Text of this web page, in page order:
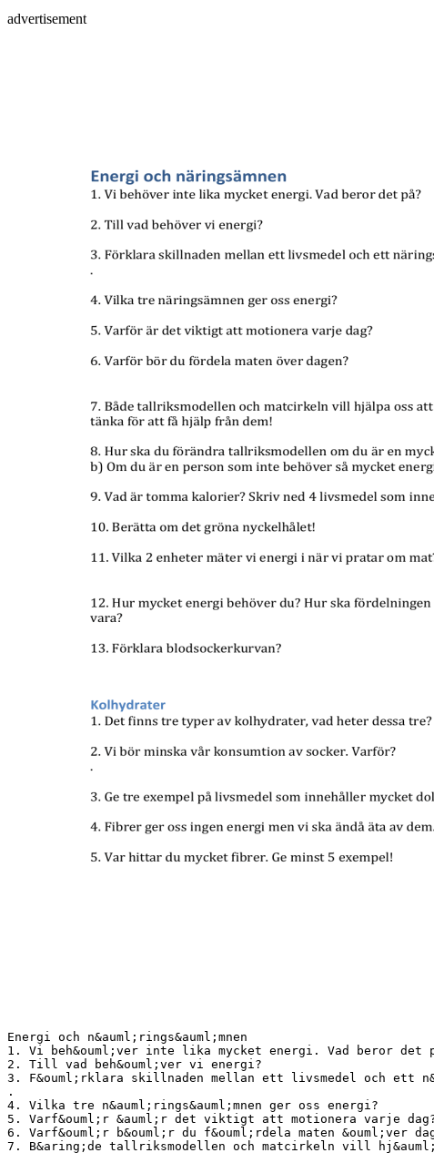
advertisement
Energi och n&auml;rings&auml;mnen
1. Vi beh&ouml;ver inte lika mycket energi. Vad beror det
2. Till vad beh&ouml;ver vi energi?
3. F&ouml;rklara skillnaden mellan ett livsmedel och ett
.
4. Vilka tre n&auml;rings&auml;mnen ger oss energi?
5. Varf&ouml;r &auml;r det viktigt att motionera varje
6. Varf&ouml;r b&ouml;r du f&ouml;rdela maten &ouml;ver
7. B&aring;de tallriksmodellen och matcirkeln vill